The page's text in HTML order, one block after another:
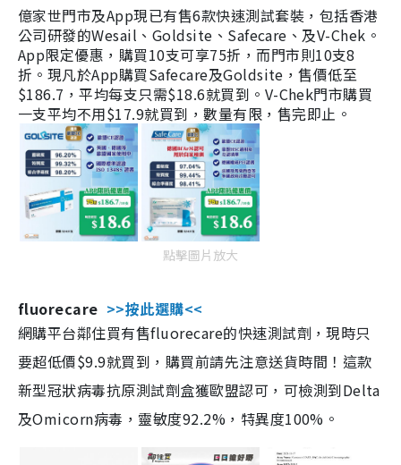
億家世門市及App現已有售6款快速測試套裝，包括香港
公司研發的Wesail、Goldsite、Safecare、及V-Chek。
App限定優惠，購買10支可享75折，而門市則10支8
折。現凡於App購買Safecare及Goldsite，售價低至
$186.7，平均每支只需$18.6就買到。V-Chek門市購買
一支平均不用$17.9就買到，數量有限，售完即止。
點擊圖片放大
fluorecare >>按此選購<<
網購平台鄰住買有售fluorecare的快速測試劑，現時只
要超低價$9.9就買到，購買前請先注意送貨時間！這款
新型冠狀病毒抗原測試劑盒獲歐盟認可，可檢測到Delta
及Omicorn病毒，靈敏度92.2%，特異度100%。